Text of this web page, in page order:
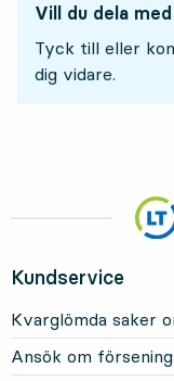
Vill du dela
Tyck till eller
dig vidare.
Kundservice
Kvarglömda saker
Ansök om